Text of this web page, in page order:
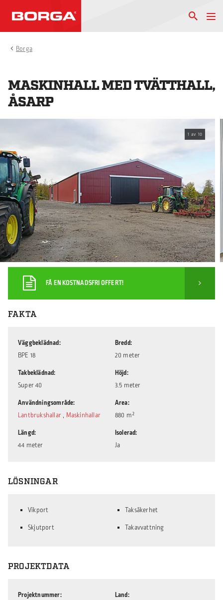
Borga
MASKINHALL MED TVÄTTHALL,
ÅSARP
1 av 10
FÅ EN KOSTNADSFRI OFFERT!
FAKTA
Väggbeklädnad
BPE 18
Takbeklädnad
Super 40
Användningsområde
Lantbrukshallar , Maskinhallar
Längd
44 meter
Bredd
20 meter
Höjd
3.5 meter
Area
880 m²
Isolerad
Ja
LÖSNINGAR
Vikport
Skjutport
Taksäkerhet
Takavvattning
PROJEKTDATA
Projektnummer
Land